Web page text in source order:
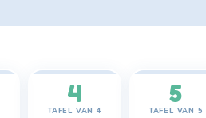
4
TAFEL VAN 4
5
TAFEL VAN 5